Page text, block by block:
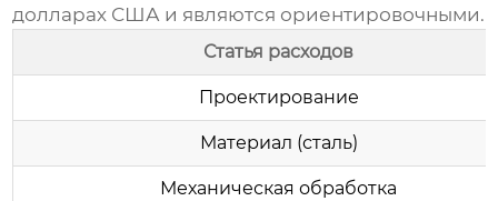
долларах США и являются ориентировочными.
Статья расходов
Проектирование
Материал (сталь)
Механическая обработка